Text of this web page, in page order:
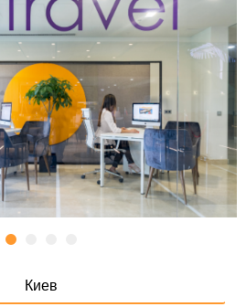
Киев